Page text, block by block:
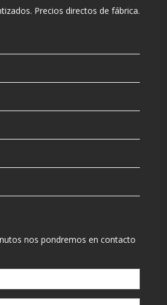
Precios directos de fábrica.
nos pondremos en contacto